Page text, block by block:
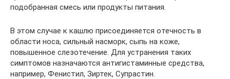
подобранная смесь или продукты питания.
В этом случае к кашлю присоединяется отечность в
области носа, сильный насморк, сыпь на коже,
повышенное слезотечение. Для устранения таких
симптомов назначаются антигистаминные средства,
например, Фенистил, Зиртек, Супрастин.